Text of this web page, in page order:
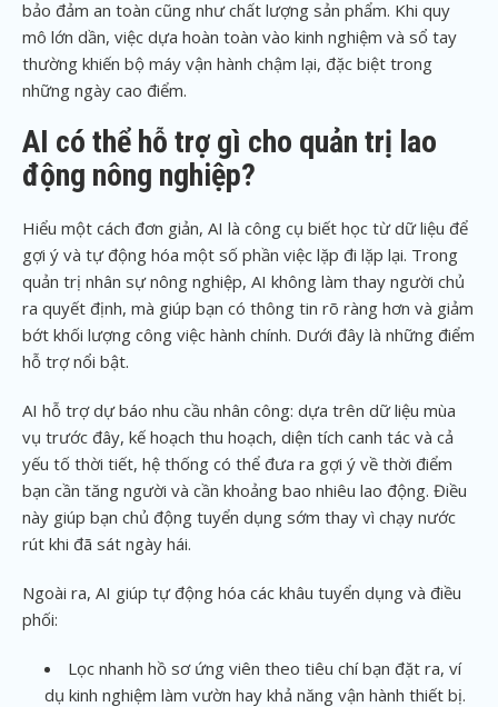
bảo đảm an toàn cũng như chất lượng sản phẩm. Khi quy
mô lớn dần, việc dựa hoàn toàn vào kinh nghiệm và sổ tay
thường khiến bộ máy vận hành chậm lại, đặc biệt trong
những ngày cao điểm.
AI có thể hỗ trợ gì cho quản trị lao
động nông nghiệp?
Hiểu một cách đơn giản, AI là công cụ biết học từ dữ liệu để
gợi ý và tự động hóa một số phần việc lặp đi lặp lại. Trong
quản trị nhân sự nông nghiệp, AI không làm thay người chủ
ra quyết định, mà giúp bạn có thông tin rõ ràng hơn và giảm
bớt khối lượng công việc hành chính. Dưới đây là những điểm
hỗ trợ nổi bật.
AI hỗ trợ dự báo nhu cầu nhân công: dựa trên dữ liệu mùa
vụ trước đây, kế hoạch thu hoạch, diện tích canh tác và cả
yếu tố thời tiết, hệ thống có thể đưa ra gợi ý về thời điểm
bạn cần tăng người và cần khoảng bao nhiêu lao động. Điều
này giúp bạn chủ động tuyển dụng sớm thay vì chạy nước
rút khi đã sát ngày hái.
Ngoài ra, AI giúp tự động hóa các khâu tuyển dụng và điều
phối:
Lọc nhanh hồ sơ ứng viên theo tiêu chí bạn đặt ra, ví
dụ kinh nghiệm làm vườn hay khả năng vận hành thiết bị.